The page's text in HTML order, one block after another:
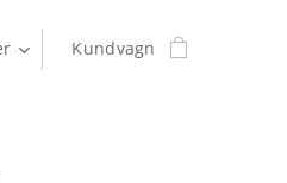
Kundvagn